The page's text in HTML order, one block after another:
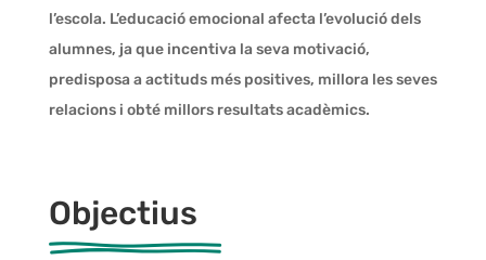
l’escola. L’educació emocional afecta l’evolució dels
alumnes, ja que incentiva la seva motivació,
predisposa a actituds més positives, millora les seves
relacions i obté millors resultats acadèmics.
Objectius